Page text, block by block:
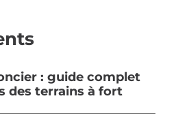
: guide complet
des terrains à fort